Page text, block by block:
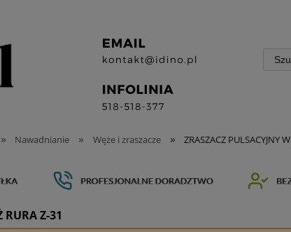
» Nawadnianie » Węże i zraszacze » ZRASZACZ PULSACYJNY
RURA Z-31